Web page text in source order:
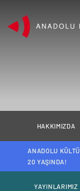
HAKKIMIZDA
ANADOLU
20 YAŞINDA!
YAYINLARIMIZ